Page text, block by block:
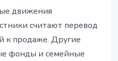
движения
считают перевод
к продаже. Другие
фонды и семейные